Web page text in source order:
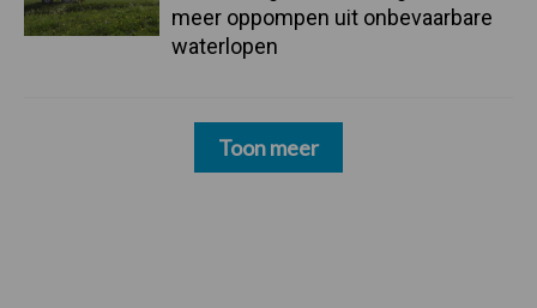
meer oppompen uit onbevaarbare
waterlopen
Toon meer